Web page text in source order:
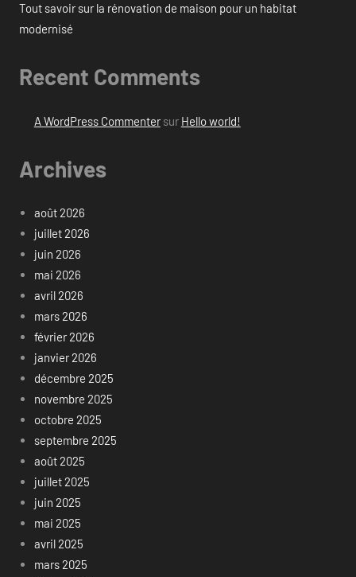
Tout savoir sur la rénovation de maison pour un habitat
modernisé
Recent Comments
A WordPress Commentersur Hello world!
Archives
août 2026
juillet 2026
juin 2026
mai 2026
avril 2026
mars 2026
février 2026
janvier 2026
décembre 2025
novembre 2025
octobre 2025
septembre 2025
août 2025
juillet 2025
juin 2025
mai 2025
avril 2025
mars 2025